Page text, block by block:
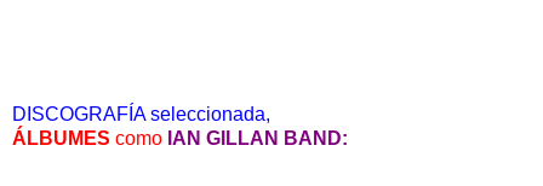
DISCOGRAFÍA seleccionada,
ÁLBUMES como IAN GILLAN BAND: